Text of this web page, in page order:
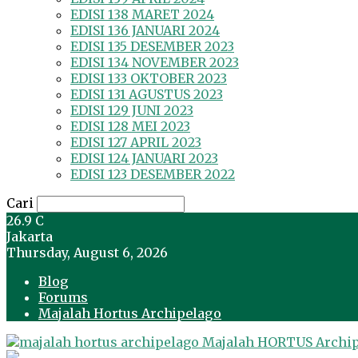
EDISI 138 MARET 2024
EDISI 136 JANUARI 2024
EDISI 135 DESEMBER 2023
EDISI 134 NOVEMBER 2023
EDISI 133 OKTOBER 2023
EDISI 131 AGUSTUS 2023
EDISI 129 JUNI 2023
EDISI 128 MEI 2023
EDISI 127 APRIL 2023
EDISI 124 JANUARI 2023
EDISI 123 DESEMBER 2022
Cari
26.9 C
Jakarta
Thursday, August 6, 2026
Blog
Forums
Majalah Hortus Archipelago
Majalah HORTUS